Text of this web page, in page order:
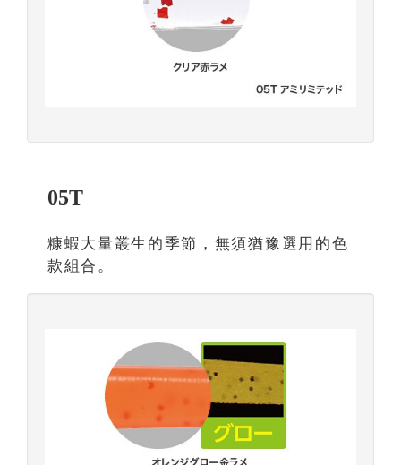
05T
糠蝦大量叢生的季節，無須猶豫選用的色
款組合。